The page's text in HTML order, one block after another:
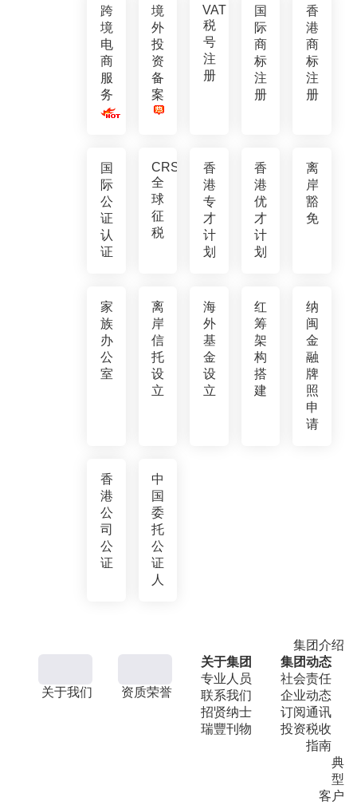
跨
境
电
商
服
务
境
外
投
资
备
案
VAT
税
号
注
册
国
际
商
标
注
册
香
港
商
标
注
册
国
际
公
证
认
证
CRS
全
球
征
税
香
港
专
才
计
划
香
港
优
才
计
划
离
岸
豁
免
家
族
办
公
室
离
岸
信
托
设
立
海
外
基
金
设
立
红
筹
架
构
搭
建
纳
闽
金
融
牌
照
申
请
香
港
公
司
公
证
中
国
委
托
公
证
人
集团介绍
关于我们 资质荣誉
关于集团
专业人员
联系我们
招贤纳士
瑞豐刊物
集团动态
社会责任
企业动态
订阅通讯
投资税收
指南
典
型
客户